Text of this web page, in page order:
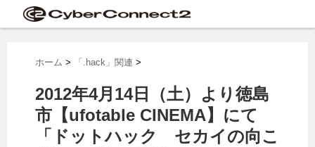
ホーム > 「.hack」関連 >
2012年4月14日（土）より徳島
市【ufotable CINEMA】にて
「ドットハック セカイの向こ